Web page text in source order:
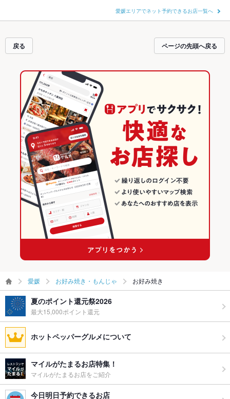
愛媛エリアでネット予約できるお店一覧へ
戻る ページの先頭へ戻る
愛媛 お好み焼き・もんじゃ お好み焼き
夏のポイント還元祭2026
最大15,000ポイント還元
ホットペッパーグルメについて
マイルがたまるお店特集！
マイルがたまるお店をご紹介
今日明日予約できるお店